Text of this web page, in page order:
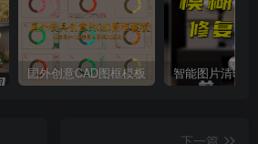
国外创意CAD图框模板
下一篇